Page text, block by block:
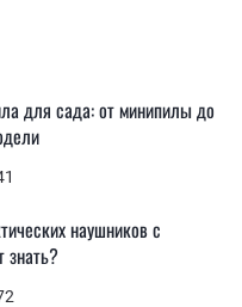
для сада: от минипилы до
наушников с
знать?